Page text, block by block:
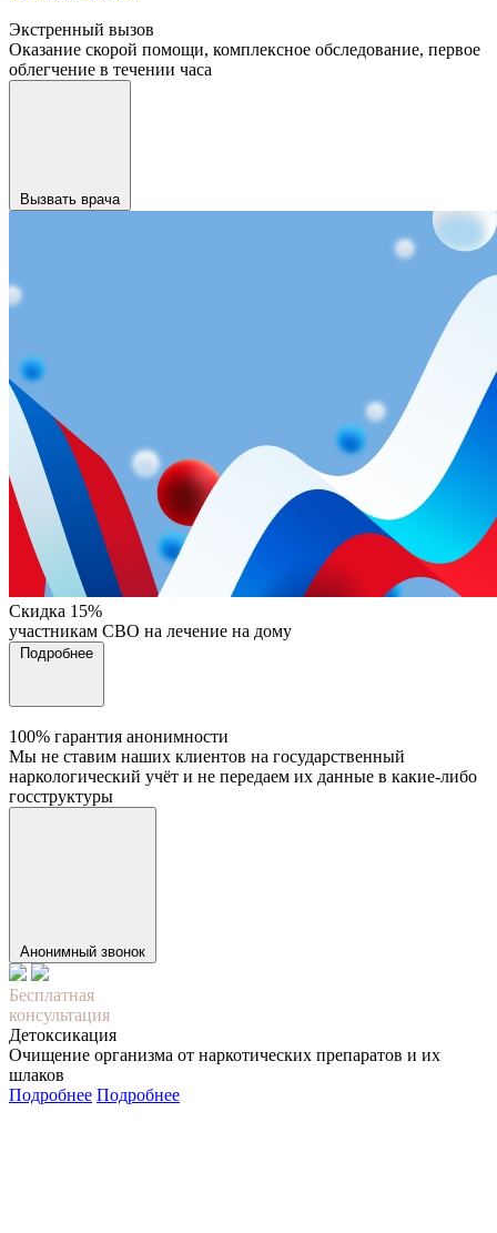
Экстренный вызов
Оказание скорой помощи, комплексное обследование, первое
облегчение в течении часа
Вызвать врача
Cкидка 15%
участникам СВО на лечение на дому
Подробнее
100% гарантия анонимности
Мы не ставим наших клиентов на государственный
наркологический учёт и не передаем их данные в какие-либо
госструктуры
Анонимный звонок
Бесплатная
консультация
Детоксикация
Очищение организма от наркотических препаратов и их
шлаков
Подробнее Подробнее